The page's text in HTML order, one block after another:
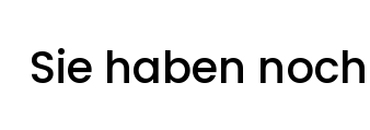
Sie haben